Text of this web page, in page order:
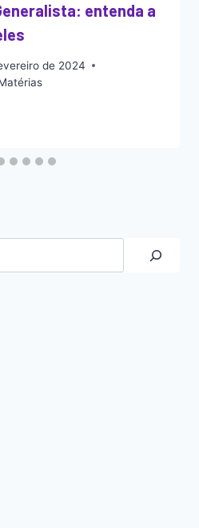
entenda a
de 2024